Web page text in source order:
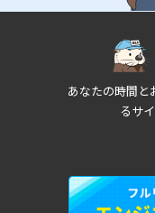
あなたの時間と
るサ